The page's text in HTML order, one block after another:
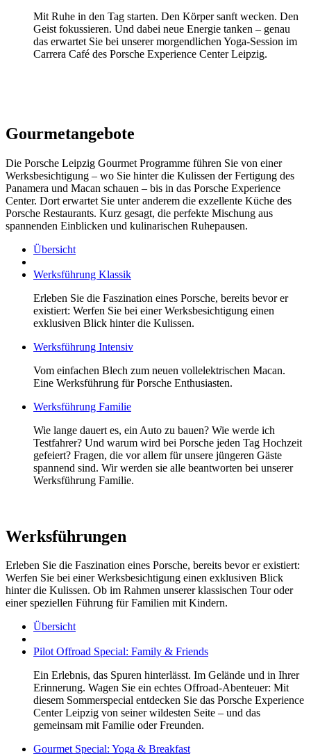
Mit Ruhe in den Tag starten. Den Körper sanft wecken. Den
Geist fokussieren. Und dabei neue Energie tanken – genau
das erwartet Sie bei unserer morgendlichen Yoga-Session im
Carrera Café des Porsche Experience Center Leipzig.
Gourmetangebote
Die Porsche Leipzig Gourmet Programme führen Sie von einer
Werksbesichtigung – wo Sie hinter die Kulissen der Fertigung des
Panamera und Macan schauen – bis in das Porsche Experience
Center. Dort erwartet Sie unter anderem die exzellente Küche des
Porsche Restaurants. Kurz gesagt, die perfekte Mischung aus
spannenden Einblicken und kulinarischen Ruhepausen.
Übersicht
Werksführung Klassik
Erleben Sie die Faszination eines Porsche, bereits bevor er
existiert: Werfen Sie bei einer Werksbesichtigung einen
exklusiven Blick hinter die Kulissen.
Werksführung Intensiv
Vom einfachen Blech zum neuen vollelektrischen Macan.
Eine Werksführung für Porsche Enthusiasten.
Werksführung Familie
Wie lange dauert es, ein Auto zu bauen? Wie werde ich
Testfahrer? Und warum wird bei Porsche jeden Tag Hochzeit
gefeiert? Fragen, die vor allem für unsere jüngeren Gäste
spannend sind. Wir werden sie alle beantworten bei unserer
Werksführung Familie.
Werksführungen
Erleben Sie die Faszination eines Porsche, bereits bevor er existiert:
Werfen Sie bei einer Werksbesichtigung einen exklusiven Blick
hinter die Kulissen. Ob im Rahmen unserer klassischen Tour oder
einer speziellen Führung für Familien mit Kindern.
Übersicht
Pilot Offroad Special: Family & Friends
Ein Erlebnis, das Spuren hinterlässt. Im Gelände und in Ihrer
Erinnerung. Wagen Sie ein echtes Offroad-Abenteuer: Mit
diesem Sommerspecial entdecken Sie das Porsche Experience
Center Leipzig von seiner wildesten Seite – und das
gemeinsam mit Familie oder Freunden.
Gourmet Special: Yoga & Breakfast